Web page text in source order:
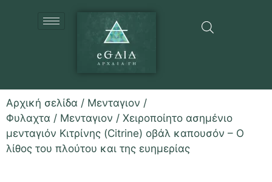
Αρχική σελίδα / Μενταγιον /
Φυλαχτα / Μενταγιον / Χειροποίητο ασημένιο
μενταγιόν Κιτρίνης (Citrine) οβάλ καπουσόν – Ο
λίθος του πλούτου και της ευημερίας